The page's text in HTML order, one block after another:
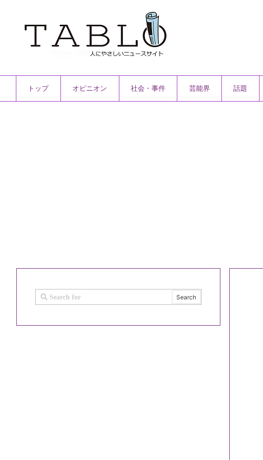
トップ オピニオン 社会・事件 芸能界 話題